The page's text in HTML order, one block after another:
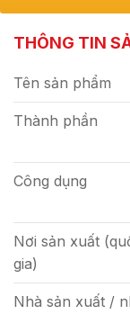
THÔNG TIN
Tên sản phẩm
Thành phần
Công dụng
Nơi sản xuất
gia)
Nhà sản xuất /